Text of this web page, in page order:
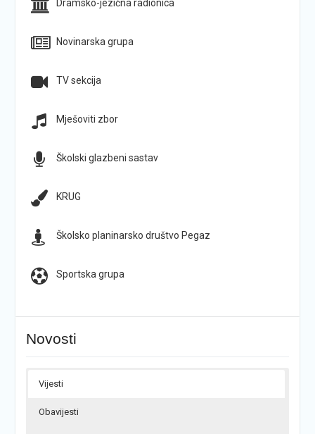
Dramsko-jezična radionica
Novinarska grupa
TV sekcija
Mješoviti zbor
Školski glazbeni sastav
KRUG
Školsko planinarsko društvo Pegaz
Sportska grupa
Novosti
Vijesti
Obavijesti